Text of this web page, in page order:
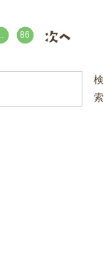
86
検
索